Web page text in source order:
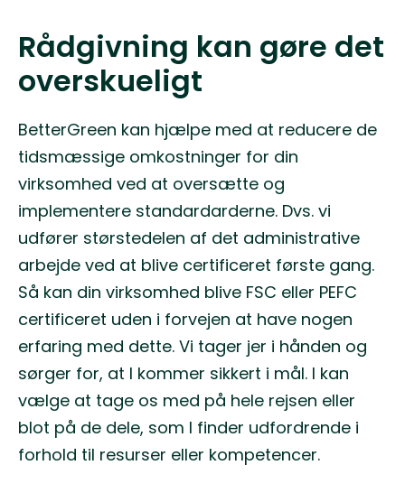
Rådgivning kan gøre det
overskueligt
BetterGreen kan hjælpe med at reducere de
tidsmæssige omkostninger for din
virksomhed ved at oversætte og
implementere standardarderne. Dvs. vi
udfører størstedelen af det administrative
arbejde ved at blive certificeret første gang.
Så kan din virksomhed blive FSC eller PEFC
certificeret uden i forvejen at have nogen
erfaring med dette. Vi tager jer i hånden og
sørger for, at I kommer sikkert i mål. I kan
vælge at tage os med på hele rejsen eller
blot på de dele, som I finder udfordrende i
forhold til resurser eller kompetencer.